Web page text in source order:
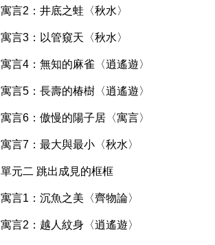
寓言2：井底之蛙〈秋水〉
寓言3：以管窺天〈秋水〉
寓言4：無知的麻雀〈逍遙遊〉
寓言5：長壽的椿樹〈逍遙遊〉
寓言6：傲慢的陽子居〈寓言〉
寓言7：最大與最小〈秋水〉
單元二 跳出成見的框框
寓言1：沉魚之美〈齊物論〉
寓言2：越人紋身〈逍遙遊〉